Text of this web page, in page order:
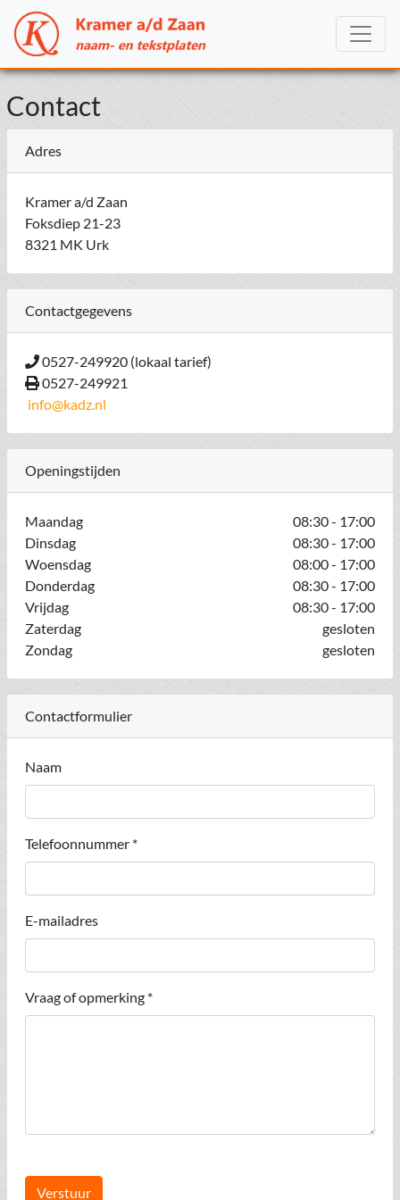
Contact
Adres
Kramer a/d Zaan
Foksdiep 21-23
8321 MK Urk
Contactgegevens
0527-249920 (lokaal tarief)
0527-249921
info@kadz.nl
Openingstijden
Maandag
08:30 - 17:00
Dinsdag
08:30 - 17:00
Woensdag
08:00 - 17:00
Donderdag
08:30 - 17:00
Vrijdag
08:30 - 17:00
Zaterdag
gesloten
Zondag
gesloten
Contactformulier
Naam
Telefoonnummer *
E-mailadres
Vraag of opmerking *
Verstuur